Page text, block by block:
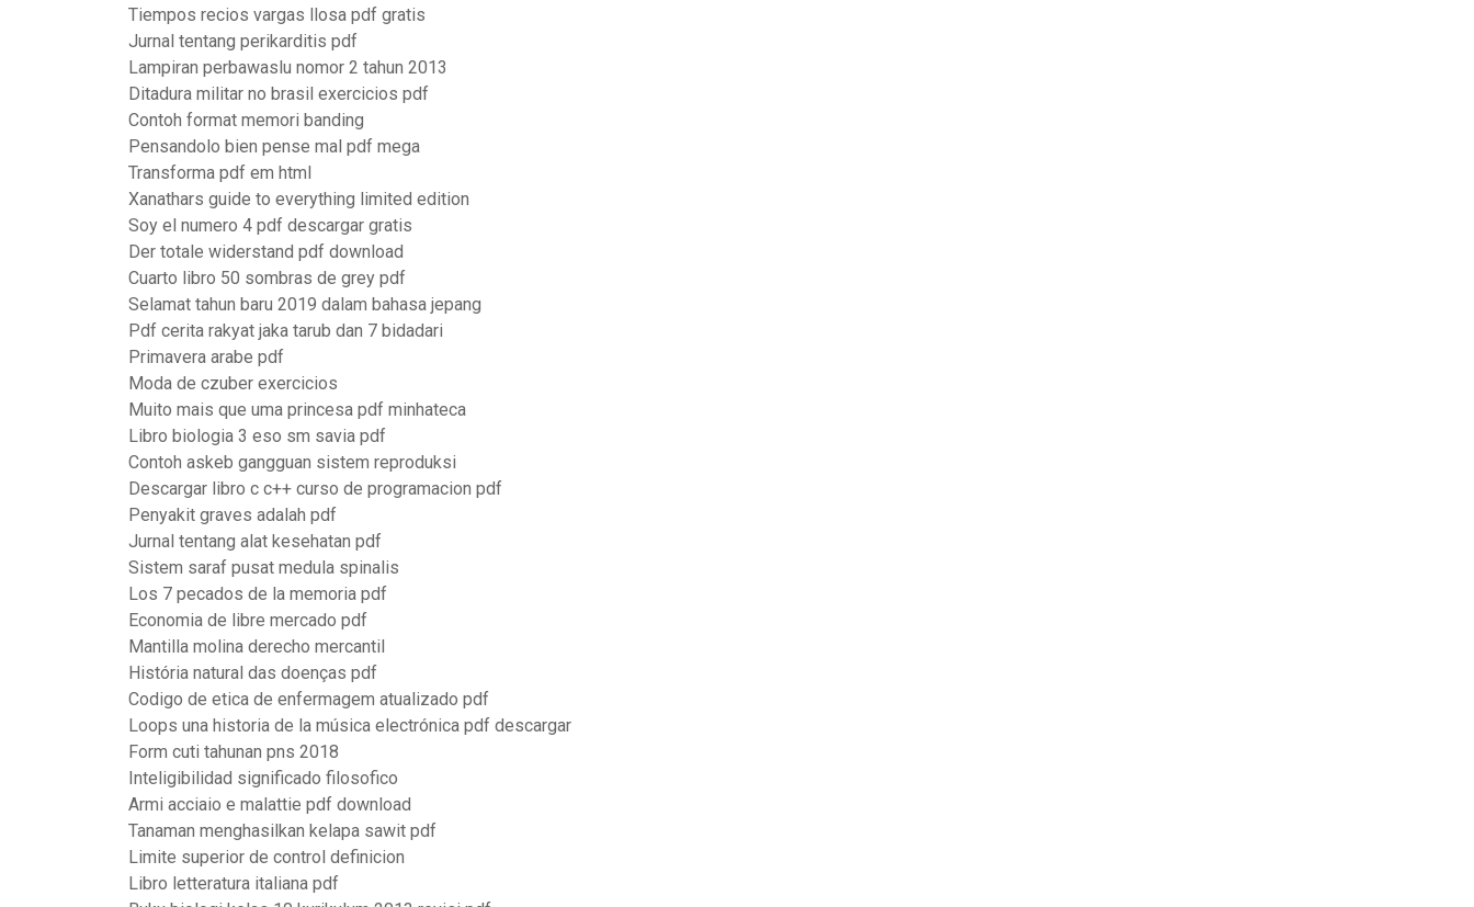
Tiempos recios vargas llosa pdf gratis
Jurnal tentang perikarditis pdf
Lampiran perbawaslu nomor 2 tahun 2013
Ditadura militar no brasil exercicios pdf
Contoh format memori banding
Pensandolo bien pense mal pdf mega
Transforma pdf em html
Xanathars guide to everything limited edition
Soy el numero 4 pdf descargar gratis
Der totale widerstand pdf download
Cuarto libro 50 sombras de grey pdf
Selamat tahun baru 2019 dalam bahasa jepang
Pdf cerita rakyat jaka tarub dan 7 bidadari
Primavera arabe pdf
Moda de czuber exercicios
Muito mais que uma princesa pdf minhateca
Libro biologia 3 eso sm savia pdf
Contoh askeb gangguan sistem reproduksi
Descargar libro c c++ curso de programacion pdf
Penyakit graves adalah pdf
Jurnal tentang alat kesehatan pdf
Sistem saraf pusat medula spinalis
Los 7 pecados de la memoria pdf
Economia de libre mercado pdf
Mantilla molina derecho mercantil
História natural das doenças pdf
Codigo de etica de enfermagem atualizado pdf
Loops una historia de la música electrónica pdf descargar
Form cuti tahunan pns 2018
Inteligibilidad significado filosofico
Armi acciaio e malattie pdf download
Tanaman menghasilkan kelapa sawit pdf
Limite superior de control definicion
Libro letteratura italiana pdf